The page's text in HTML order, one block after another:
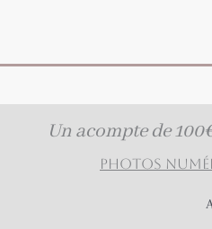
Un acompte de
PHOTOS